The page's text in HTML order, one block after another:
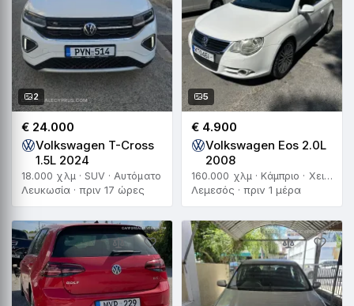
2
€ 24.000
Volkswagen T-Cross
1.5L 2024
18.000 χλμ · SUV · Αυτόματο
Λευκωσία · πριν 17 ώρες
5
€ 4.900
Volkswagen Eos 2.0L
2008
160.000 χλμ · Κάμπριο · Χειροκίνητο
Λεμεσός · πριν 1 μέρα